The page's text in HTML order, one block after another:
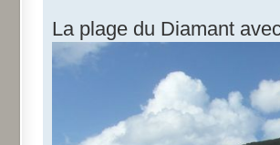
La plage du Diamant